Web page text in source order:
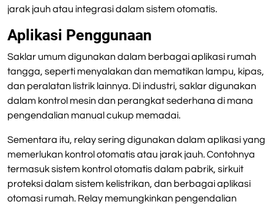
jarak jauh atau integrasi dalam sistem otomatis.
Aplikasi Penggunaan
Saklar umum digunakan dalam berbagai aplikasi rumah
tangga, seperti menyalakan dan mematikan lampu, kipas,
dan peralatan listrik lainnya. Di industri, saklar digunakan
dalam kontrol mesin dan perangkat sederhana di mana
pengendalian manual cukup memadai.
Sementara itu, relay sering digunakan dalam aplikasi yang
memerlukan kontrol otomatis atau jarak jauh. Contohnya
termasuk sistem kontrol otomatis dalam pabrik, sirkuit
proteksi dalam sistem kelistrikan, dan berbagai aplikasi
otomasi rumah. Relay memungkinkan pengendalian